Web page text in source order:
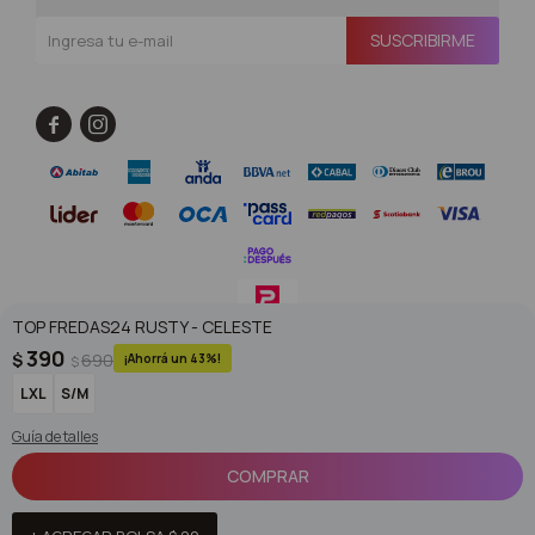
TOP FREDAS24 RUSTY - CELESTE
$390 $690 43
LXL S/M
Guía de talles
COMPRAR
SUSCRIBIRME
 
© Copyright 2026 / Superoutlet / FORTER S.A Rut 213720560017